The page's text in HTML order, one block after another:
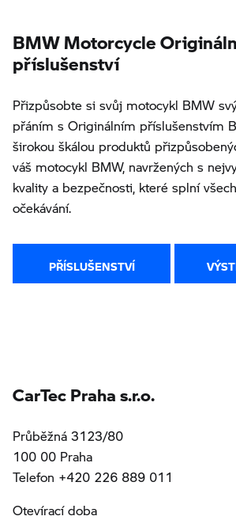
BMW Motorcycle
příslušenství
Přizpůsobte si svůj motocykl BMW
přáním s Originálním příslušenstvím
širokou škálou produktů
váš motocykl BMW, navržených s
kvality a bezpečnosti, které splní
očekávání.
PŘÍSLUŠENSTVÍ
CarTec Praha s.r.o.
Průběžná 3123/80
100 00 Praha
Telefon +420 226 889 011
Otevírací doba